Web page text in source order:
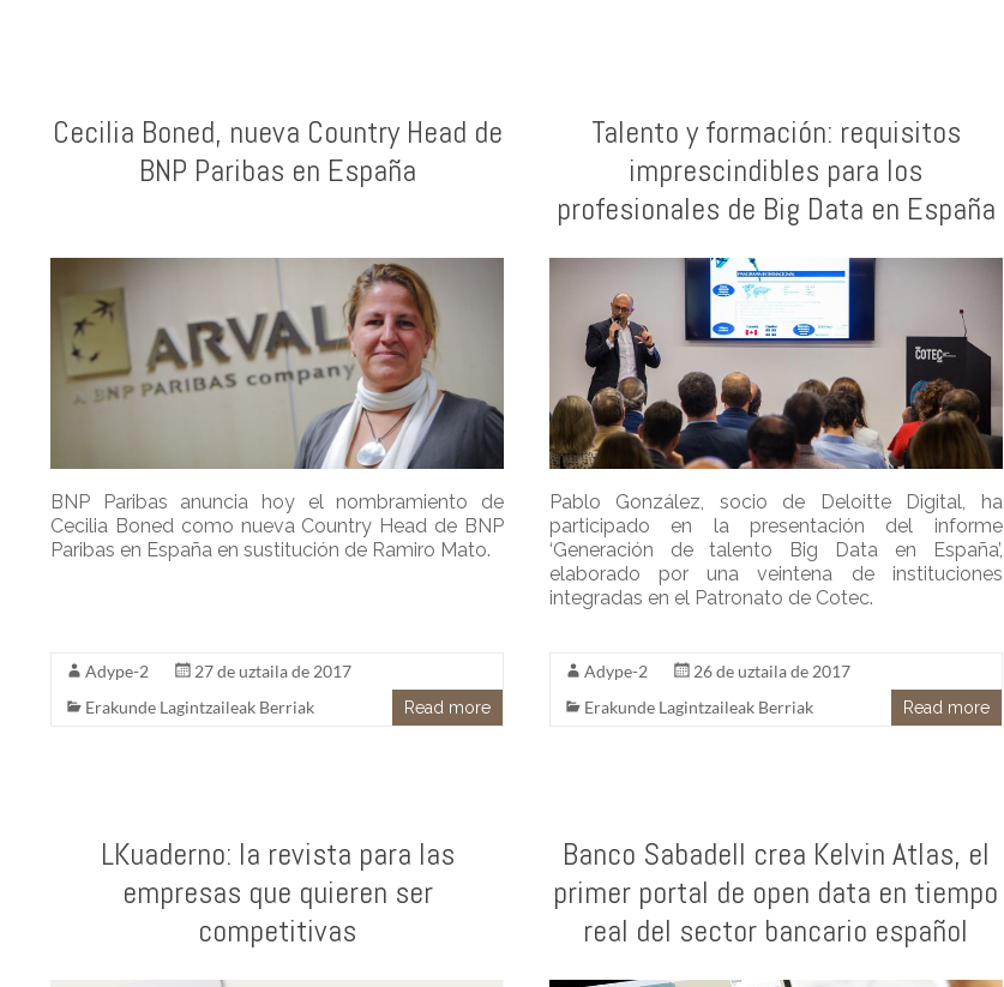
Cecilia Boned, nueva Country Head de
BNP Paribas en España
BNP Paribas anuncia hoy el nombramiento de
Cecilia Boned como nueva Country Head de BNP
Paribas en España en sustitución de Ramiro Mato.
Adype-2
27 de uztaila de 2017
Erakunde Lagintzaileak Berriak
Read more
Talento y formación: requisitos
imprescindibles para los
profesionales de Big Data en España
Pablo González, socio de Deloitte Digital, ha
participado en la presentación del informe
‘Generación de talento Big Data en España’,
elaborado por una veintena de instituciones
integradas en el Patronato de Cotec.
Adype-2
26 de uztaila de 2017
Erakunde Lagintzaileak Berriak
Read more
LKuaderno: la revista para las
empresas que quieren ser
competitivas
Banco Sabadell crea Kelvin Atlas, el
primer portal de open data en tiempo
real del sector bancario español